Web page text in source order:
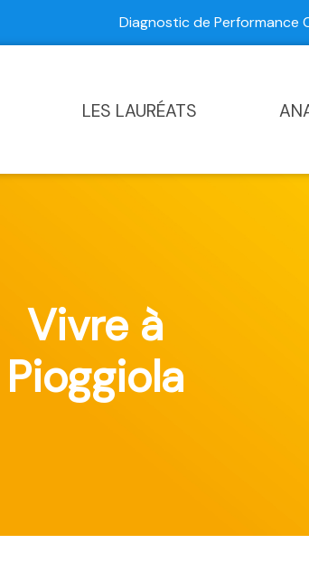
Diagnostic de Performance
LES LAURÉATS
Vivre à
Pioggiola